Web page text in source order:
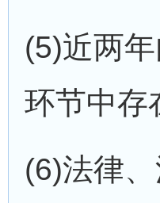
(5)近两
环节中存
(6)法律